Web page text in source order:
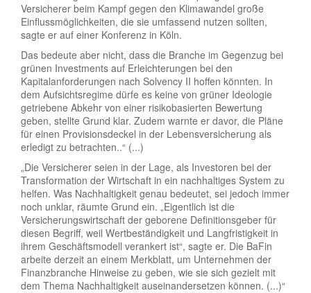
Versicherer beim Kampf gegen den Klimawandel große
Einflussmöglichkeiten, die sie umfassend nutzen sollten,
sagte er auf einer Konferenz in Köln.
Das bedeute aber nicht, dass die Branche im Gegenzug bei
grünen Investments auf Erleichterungen bei den
Kapitalanforderungen nach Solvency II hoffen könnten. In
dem Aufsichtsregime dürfe es keine von grüner Ideologie
getriebene Abkehr von einer risikobasierten Bewertung
geben, stellte Grund klar. Zudem warnte er davor, die Pläne
für einen Provisionsdeckel in der Lebensversicherung als
erledigt zu betrachten..“ (...)
„Die Versicherer seien in der Lage, als Investoren bei der
Transformation der Wirtschaft in ein nachhaltiges System zu
helfen. Was Nachhaltigkeit genau bedeutet, sei jedoch immer
noch unklar, räumte Grund ein. „Eigentlich ist die
Versicherungswirtschaft der geborene Definitionsgeber für
diesen Begriff, weil Wertbeständigkeit und Langfristigkeit in
ihrem Geschäftsmodell verankert ist“, sagte er. Die BaFin
arbeite derzeit an einem Merkblatt, um Unternehmen der
Finanzbranche Hinweise zu geben, wie sie sich gezielt mit
dem Thema Nachhaltigkeit auseinandersetzen können. (...)“